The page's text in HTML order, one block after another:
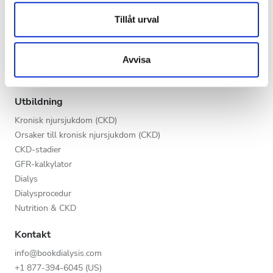
annons- och analysföretag som vi samarbetar med.
Dessa kan i sin tur kombinera informationen med annan
information som du har tillhandahållit eller som de har
samlat in när du har använt deras tjänster.
Tillåt urval
Avvisa
Kväll
Betyg
Bra
Väldigt bra
Utmärkt
Lista din klinik
Partners
Utbildning
Kronisk njursjukdom (CKD)
Orsaker till kronisk njursjukdom (CKD)
CKD-stadier
GFR-kalkylator
Dialys
Dialysprocedur
Nutrition & CKD
Kontakt
info@bookdialysis.com
+1 877-394-6045 (US)